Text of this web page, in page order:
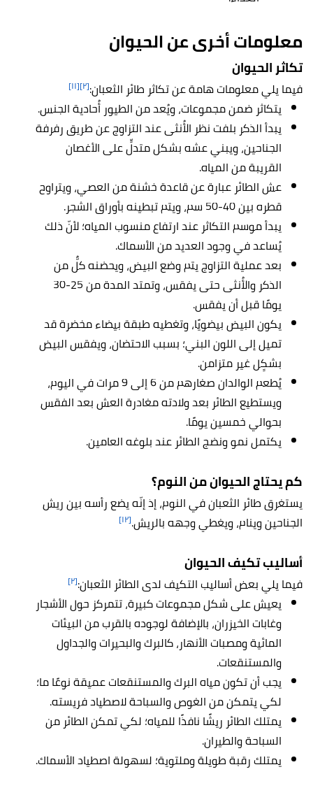
معلومات أخرى عن الحيوان
تكاثر الحيوان
فيما يلي معلومات هامة عن تكاثر طائر الثعبان:[٢] [١١]
يتكاثر ضمن مجموعات، ويُعد من الطيور أُحادية الجنس.
يبدأ الذكر بلفت نظر الأُنثى عند التزاوج عن طريق رفرفة
الجناحين، ويبني عشه بشكل متدلٍّ على الأغصان
القريبة من المياه.
عش الطائر عبارة عن قاعدة خشنة من العصي، ويتراوح
قطره بين 40-50 سم، ويتم تبطينه بأوراق الشجر.
يبدأ موسم التكاثر عند ارتفاع منسوب المياه؛ لأنّ ذلك
يُساعد في وجود العديد من الأسماك.
بعد عملية التزاوج يتم وضع البيض، ويحضنه كلٌّ من
الذكر والأُنثى حتى يفقس، وتمتد المدة من 25-30
يومًا قبل أن يفقس.
يكون البيض بيضويًا، وتغطيه طبقة بيضاء مخضرة قد
تميل إلى اللون البني؛ بسبب الاحتضان، ويفقس البيض
بشكٍل غير متزامن.
يُطعم الوالدان صغارهم من 6 إلى 9 مرات في اليوم،
ويستطيع الطائر بعد ولادته مغادرة العش بعد الفقس
بحوالي خمسين يومًا.
يكتمل نمو ونضج الطائر عند بلوغه العامين.
كم يحتاج الحيوان من النوم؟
يستغرق طائر الثعبان في النوم، إذ إنّه يضع رأسه بين ريش
الجناحين وينام، ويغطي وجهه بالريش.[١٢]
أساليب تكيف الحيوان
فيما يلي بعض أساليب التكيف لدى الطائر الثعبان:[٢]
يعيش على شكل مجموعات كبيرة، تتمركز حول الأشجار
وغابات الخيزران، بالإضافة لوجوده بالقرب من البيئات
المائية ومصبات الأنهار، كالبرك والبحيرات والجداول
والمستنقعات.
يجب أن تكون مياه البرك والمستنقعات عميقة نوعًا ما؛
لكي يتمكن من الغوص والسباحة لاصطياد فريسته.
يمتلك الطائر ريشًا نافذًا للمياه؛ لكي تمكن الطائر من
السباحة والطيران.
يمتلك رقبة طويلة وملتوية؛ لسهولة اصطياد الأسماك.